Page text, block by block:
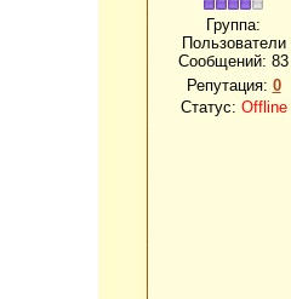
Группа:
Пользователи
Сообщений: 83
Репутация: 0
Статус: Offline